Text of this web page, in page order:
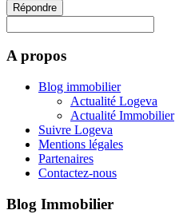
Répondre
A propos
Blog immobilier
Actualité Logeva
Actualité Immobilier
Suivre Logeva
Mentions légales
Partenaires
Contactez-nous
Blog Immobilier